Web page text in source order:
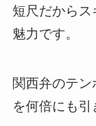
短尺だからス
魅力です。
関西弁のテ
を何倍にも引